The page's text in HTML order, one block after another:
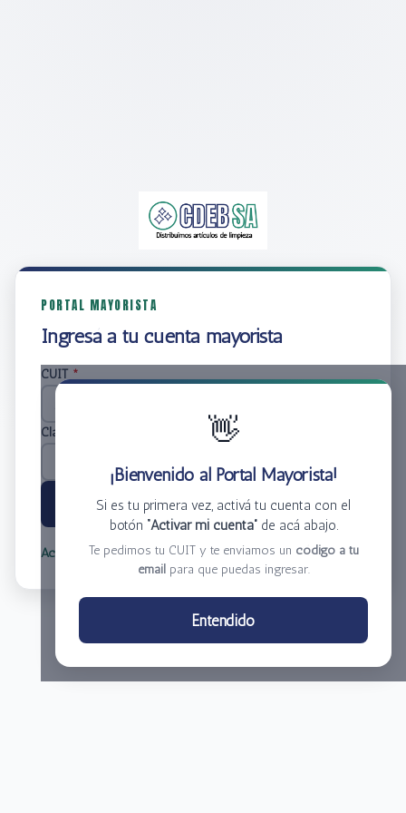
PORTAL MAYORISTA
Ingresá a tu cuenta mayorista
👋
¡Bienvenido al Portal Mayorista!
Si es tu primera vez, activá tu cuenta con el
botón “Activar mi cuenta”de acá abajo.
Te pedimos tu CUIT y te enviamos un código a tu
email para que puedas ingresar.
Entendido
CUIT *
Clave
Ingresar
Activar mi cuenta Olvidé mi clave
Centro de Distribución El Bacha S.A.